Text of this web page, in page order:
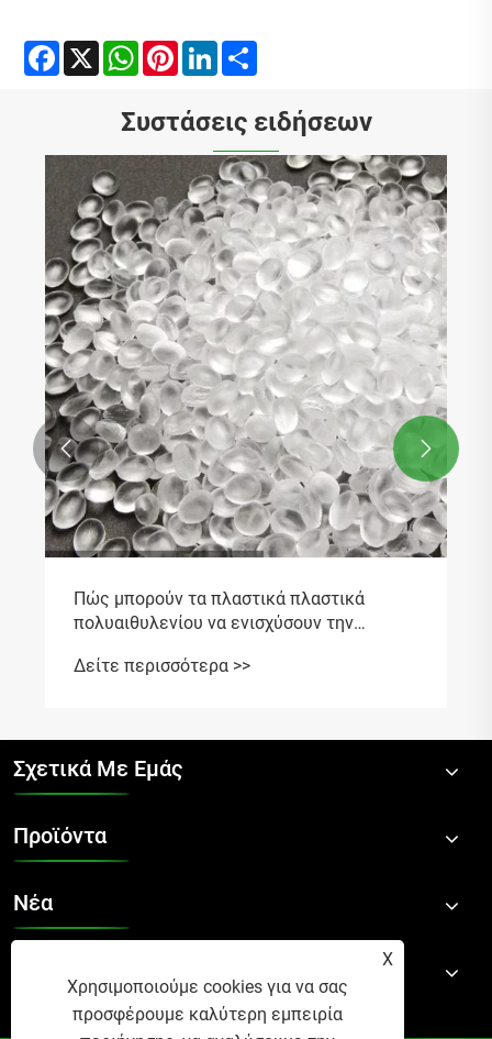
Facebook
X WhatsApp
PinterestLinkedIn
Συστάσεις ειδήσεων
Ποια είναι η αγωγιμότητα του PA6;
Δείτε περισσότερα >>
 
Σχετικά Με Εμάς
Προϊόντα
Νέα
X
Χρησιμοποιούμε cookies για να σας
προσφέρουμε καλύτερη εμπειρία